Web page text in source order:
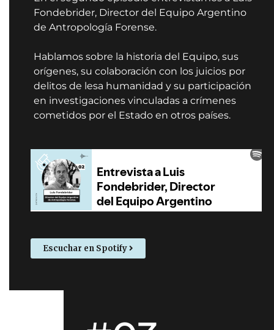
Fondebrider, Director del Equipo Argentino
de Antropología Forense.
Hablamos sobre la historia del Equipo, sus
orígenes, su colaboración con los juicios por
delitos de lesa humanidad y su participación
en investigaciones vinculadas a crímenes
cometidos por el Estado en otros países.
Escuchar en Spotify